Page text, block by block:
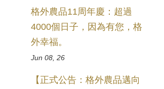
格外農品11周年慶：超過
4000個日子，因為有您，格
外幸福。
Jun 08, 26
【正式公告：格外農品邁向